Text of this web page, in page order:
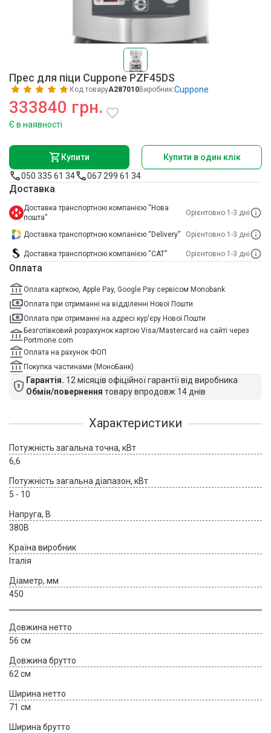
Прес для піци Cuppone PZF45DS
Код товаруA287010Виробник:Cuppone
333840 грн.
Є в наявності
Купити
Купити в один клік
050 335 61 34
067 299 61 34
Доставка
Доставка транспортною компанією “Нова
пошта”
Орієнтовно 1-3 дні
Доставка транспортною компанією “Delivery” Орієнтовно 1-3 дні
Доставка транспортною компанією “САТ” Орієнтовно 1-3 дні
Оплата
Оплата карткою, Apple Pay, Google Pay сервісом Monobank
Оплата при отриманні на відділенні Нової Пошти
Оплата при отриманні на адресі кур'єру Нової Пошти
Безготівковий розрахунок картою Visa/Mastercard на сайті через
Portmone.com
Оплата на рахунок ФОП
Покупка частинами (МоноБанк)
Гарантія. 12 місяців офіційної гарантії від виробника
Обмін/повернення товару впродовж 14 днів
Характеристики
Потужність загальна точна, кВт
6,6
Потужність загальна діапазон, кВт
5 - 10
Напруга, В
380В
Країна виробник
Італія
Діаметр, мм
450
Довжина нетто
56 см
Довжина брутто
62 см
Ширина нетто
71 см
Ширина брутто